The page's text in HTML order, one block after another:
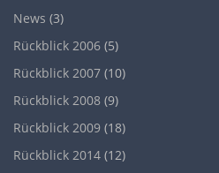
n
News (3)
Rückblick 2006 (5)
Rückblick 2007 (10)
Rückblick 2008 (9)
Rückblick 2009 (18)
Rückblick 2014 (12)